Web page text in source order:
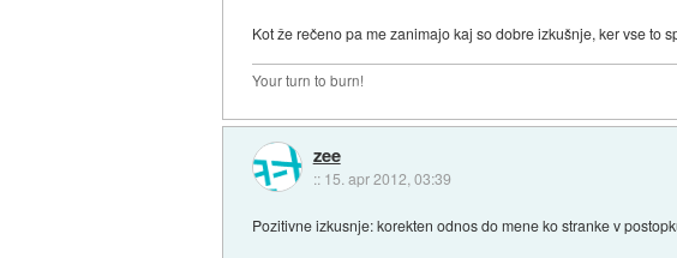
Kot že rečeno pa me zanimajo kaj so dobre izkušnje, ker vse
Your turn to burn!
zee
:: 15. apr 2012, 03:39
Pozitivne izkusnje: korekten odnos do mene ko stranke v